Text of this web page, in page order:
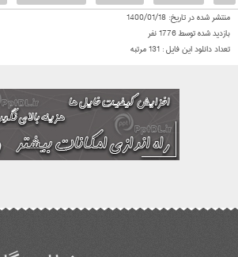
منتشر شده در تاریخ: 1400/01/18
بازدید شده توسط1776نفر
تعداد دانلود این فایل : 131مرتبه